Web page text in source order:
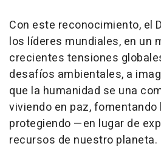
Con este reconocimiento, el
los líderes mundiales, en un
crecientes tensiones
desafíos ambientales, a
que la humanidad se una
viviendo en paz,
protegiendo —en lugar de
recursos de nuestro planeta.